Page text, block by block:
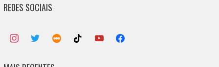
REDES SOCIAIS